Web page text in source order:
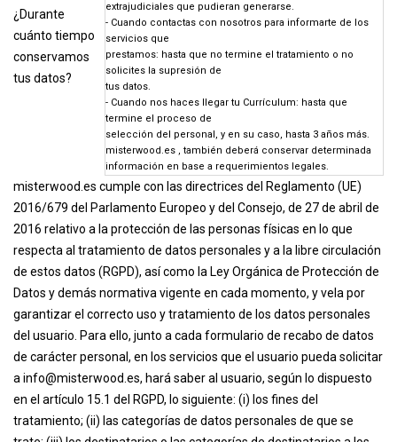
¿Durante
cuánto tiempo
conservamos
tus datos?
extrajudiciales que pudieran generarse.
- Cuando contactas con nosotros para informarte de los
servicios que
prestamos: hasta que no termine el tratamiento o no
solicites la supresión de
tus datos.
- Cuando nos haces llegar tu Currículum: hasta que
termine el proceso de
selección del personal, y en su caso, hasta 3 años más.
misterwood.es , también deberá conservar determinada
información en base a requerimientos legales.
misterwood.es cumple con las directrices del Reglamento (UE)
2016/679 del Parlamento Europeo y del Consejo, de 27 de abril de
2016 relativo a la protección de las personas físicas en lo que
respecta al tratamiento de datos personales y a la libre circulación
de estos datos (RGPD), así como la Ley Orgánica de Protección de
Datos y demás normativa vigente en cada momento, y vela por
garantizar el correcto uso y tratamiento de los datos personales
del usuario. Para ello, junto a cada formulario de recabo de datos
de carácter personal, en los servicios que el usuario pueda solicitar
a info@misterwood.es, hará saber al usuario, según lo dispuesto
en el artículo 15.1 del RGPD, lo siguiente: (i) los fines del
tratamiento; (ii) las categorías de datos personales de que se